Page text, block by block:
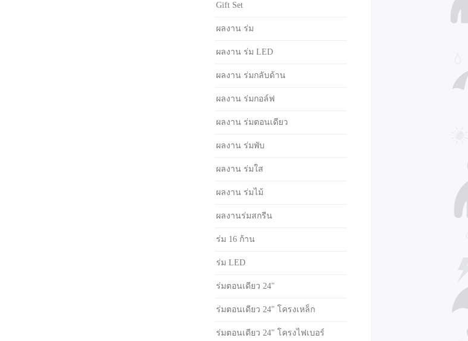
Gift Set
ผลงาน ร่ม
ผลงาน ร่ม LED
ผลงาน ร่มกลับด้าน
ผลงาน ร่มกอล์ฟ
ผลงาน ร่มตอนเดียว
ผลงาน ร่มพับ
ผลงาน ร่มใส
ผลงาน ร่มไม้
ผลงานร่มสกรีน
ร่ม 16 ก้าน
ร่ม LED
ร่มตอนเดียว 24"
ร่มตอนเดียว 24" โครงเหล็ก
ร่มตอนเดียว 24" โครงไฟเบอร์